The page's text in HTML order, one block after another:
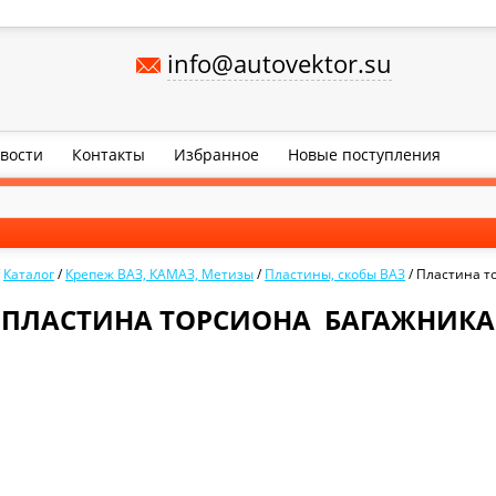
info@autovektor.su
Контакты Избранное Новые поступления
Каталог/Крепеж ВАЗ, КАМАЗ, Метизы/Пластины, скобы ВАЗ/Пластина
ПЛАСТИНА ТОРСИОНА БАГАЖНИКА